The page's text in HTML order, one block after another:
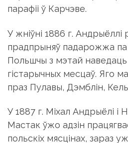
парафіі ў Карчэве.
У жніўні 1886 г.
прадпрыняў падарожжа
Польшчы з мэтай наведаць
гістарычных месцаў. Яго
праз Пулавы, Дэмблін,
У 1887 г. Міхал Андрыёлі і
Мастак ўжо адзін
польскіх мясцінах, зараз